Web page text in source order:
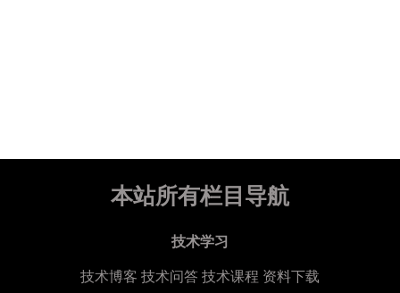
本站所有栏目导航
技术学习
技术博客 技术问答技术课程 资料下载